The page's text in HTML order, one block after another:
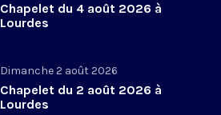
Chapelet du 4 août 2026 à
Lourdes
Dimanche 2 août 2026
Chapelet du 2 août 2026 à
Lourdes